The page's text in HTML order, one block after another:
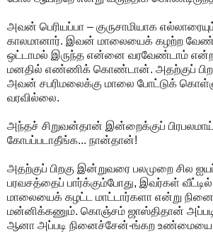
அவன் பெரியப்பா – குருசாமியாக
காலமானார். இவன் மாலையைக் கழற்ற
ஒட்டாமல் இருந்த என்னை வரவேண்டாம்
மனதில் எண்ணிக் கொண்டான். அதற்குப்
அவன் சபரிமலைக்கு மாலை போட்டுக்
வரவில்லை.
அந்தச் சிறுவன்தான் இன்றைக்குப் பிரபலமாய்
கோபப்படாதீங்க... நான்தான்!
அதற்குப் பிறகு இன்றுவரை பலமுறை சில
பரவசத்தைப் பார்க்கும்போது, இவர்கள் வீட்டில்
மாலையைக் கழட்ட மாட்டார்களா என்று
மன்னிக்கணும். கொஞ்சம் ஜாஸ்திதான்
ஆனா அப்படி நினைச்சேன்-ங்கற உண்மையை